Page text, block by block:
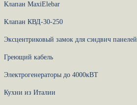
Клапан MaxiElebar
Клапан КВД-30-250
Эксцентриковый замок для сэндвич панелей
Греющий кабель
Электрогенераторы до 4000кВТ
Кухни из Италии